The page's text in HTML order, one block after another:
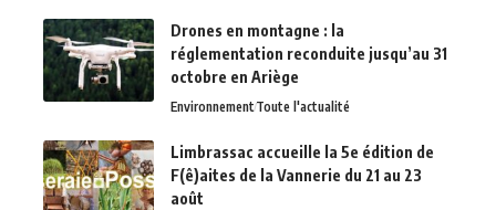
Drones en montagne : la
réglementation reconduite jusqu’au 31
octobre en Ariège
EnvironnementToute l'actualité
Limbrassac accueille la 5e édition de
F(ê)aites de la Vannerie du 21 au 23
août